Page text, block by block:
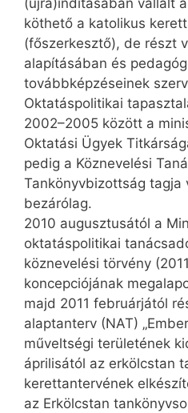
(újra)indításában vállalt
köthető a katolikus
(főszerkesztő), de részt
alapításában és
továbbképzéseinek
Oktatáspolitikai
2002–2005 között a
Oktatási Ügyek
pedig a Köznevelési
Tankönyvbizottság tagja
bezárólag.
2010 augusztusától a
oktatáspolitikai
köznevelési törvény
koncepciójának
majd 2011 februárjától
alaptanterv (NAT)
műveltségi területének
áprilisától az erkölcstan
kerettantervének
az Erkölcstan